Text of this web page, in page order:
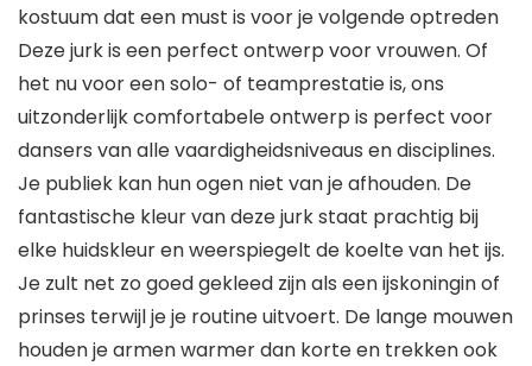
kostuum dat een must is voor je volgende optreden
Deze jurk is een perfect ontwerp voor vrouwen. Of
het nu voor een solo- of teamprestatie is, ons
uitzonderlijk comfortabele ontwerp is perfect voor
dansers van alle vaardigheidsniveaus en disciplines.
Je publiek kan hun ogen niet van je afhouden. De
fantastische kleur van deze jurk staat prachtig bij
elke huidskleur en weerspiegelt de koelte van het ijs.
Je zult net zo goed gekleed zijn als een ijskoningin of
prinses terwijl je je routine uitvoert. De lange mouwen
houden je armen warmer dan korte en trekken ook